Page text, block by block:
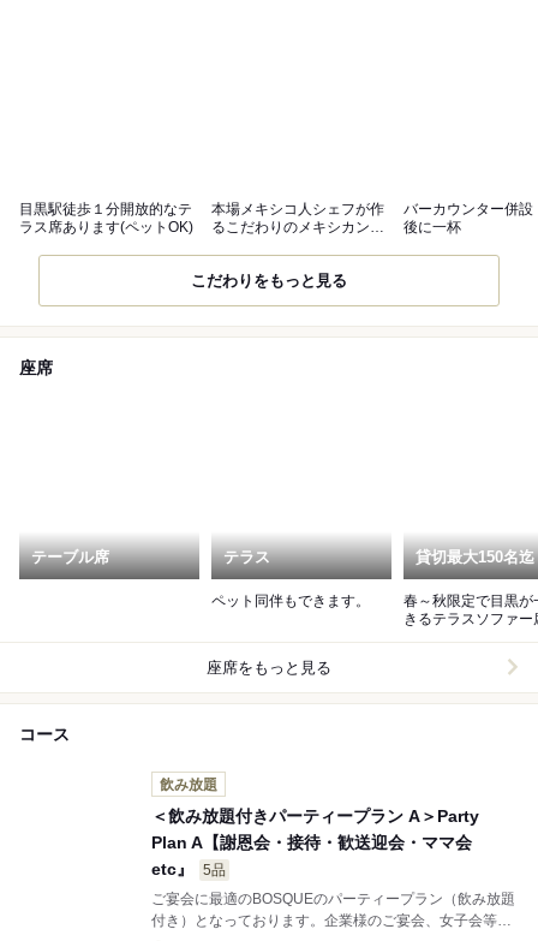
目黒駅徒歩１分開放的なテ
ラス席あります(ペットOK)
本場メキシコ人シェフが作
るこだわりのメキシカンク
バーカウンター併設
後に一杯
こだわりをもっと見る
座席
テーブル席 テラス
ペット同伴もできます。
貸切最大150名迄
春～秋限定で目黒が
きるテラスソファー
座席をもっと見る
コース
飲み放題
＜飲み放題付きパーティープラン A＞Party
Plan A【謝恩会・接待・歓送迎会・ママ会
etc』
5品
ご宴会に最適のBOSQUEのパーティープラン（飲み放題
付き）となっております。企業様のご宴会、女子会等